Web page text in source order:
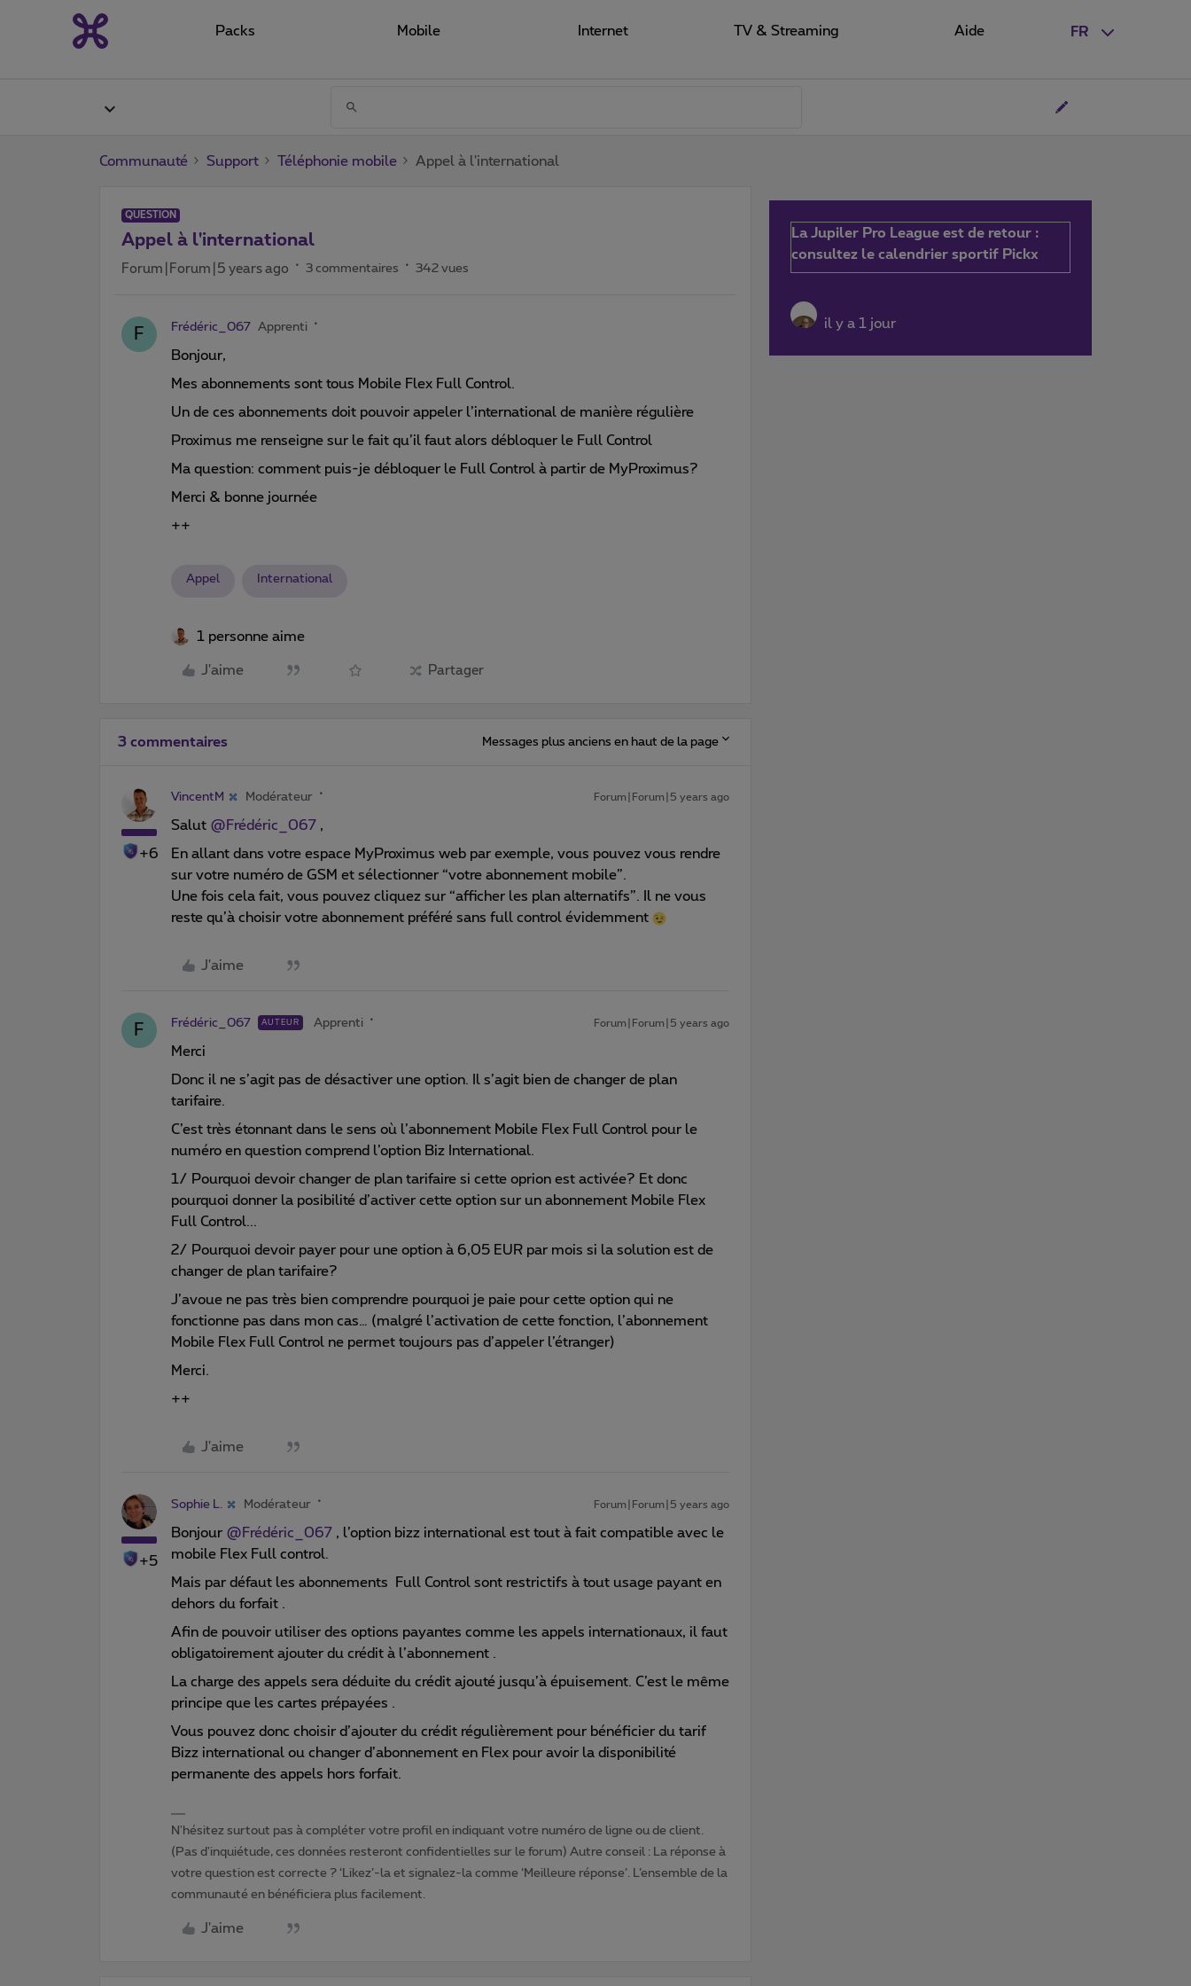
FR
Packs Mobile Internet TV & Streaming Aide
Communauté Support Téléphonie mobile Appel à l'international
QUESTION
Appel à l'international
Forum|Forum|5 years ago 3 commentaires 342 vues
F Frédéric_067 Apprenti
Bonjour,
Mes abonnements sont tous Mobile Flex Full Control.
Un de ces abonnements doit pouvoir appeler l’international de manière régulière
Proximus me renseigne sur le fait qu’il faut alors débloquer le Full Control
Ma question: comment puis-je débloquer le Full Control à partir de MyProximus?
Merci & bonne journée
++
Appel International
1 personne aime
J'aime Partager
3 commentaires Messages plus anciens en haut de la page
+6
VincentM Modérateur Forum|Forum|5 years ago
Salut @Frédéric_067 ,
En allant dans votre espace MyProximus web par exemple, vous pouvez vous rendre
sur votre numéro de GSM et sélectionner “votre abonnement mobile”.
Une fois cela fait, vous pouvez cliquez sur “afficher les plan alternatifs”. Il ne vous
reste qu’à choisir votre abonnement préféré sans full control évidemment
J'aime
F Frédéric_067 AUTEUR Apprenti Forum|Forum|5 years ago
Merci
Donc il ne s’agit pas de désactiver une option. Il s’agit bien de changer de plan
tarifaire.
C’est très étonnant dans le sens où l’abonnement Mobile Flex Full Control pour le
numéro en question comprend l’option Biz International.
1/ Pourquoi devoir changer de plan tarifaire si cette oprion est activée? Et donc
pourquoi donner la posibilité d’activer cette option sur un abonnement Mobile Flex
Full Control...
2/ Pourquoi devoir payer pour une option à 6,05 EUR par mois si la solution est de
changer de plan tarifaire?
J’avoue ne pas très bien comprendre pourquoi je paie pour cette option qui ne
fonctionne pas dans mon cas… (malgré l’activation de cette fonction, l’abonnement
Mobile Flex Full Control ne permet toujours pas d’appeler l’étranger)
Merci.
++
J'aime
+5
Sophie L. Modérateur Forum|Forum|5 years ago
Bonjour @Frédéric_067 , l’option bizz international est tout à fait compatible avec le
mobile Flex Full control.
Mais par défaut les abonnements Full Control sont restrictifs à tout usage payant en
dehors du forfait .
Afin de pouvoir utiliser des options payantes comme les appels internationaux, il faut
obligatoirement ajouter du crédit à l’abonnement .
La charge des appels sera déduite du crédit ajouté jusqu’à épuisement. C’est le même
principe que les cartes prépayées .
Vous pouvez donc choisir d’ajouter du crédit régulièrement pour bénéficier du tarif
Bizz international ou changer d’abonnement en Flex pour avoir la disponibilité
permanente des appels hors forfait.
N'hésitez surtout pas à compléter votre profil en indiquant votre numéro de ligne ou de client.
(Pas d'inquiétude, ces données resteront confidentielles sur le forum) Autre conseil : La réponse à
votre question est correcte ? ‘Likez’-la et signalez-la comme ‘Meilleure réponse’. L’ensemble de la
communauté en bénéficiera plus facilement.
J'aime
La Jupiler Pro League est de retour :
consultez le calendrier sportif Pickx
il y a 1 jour